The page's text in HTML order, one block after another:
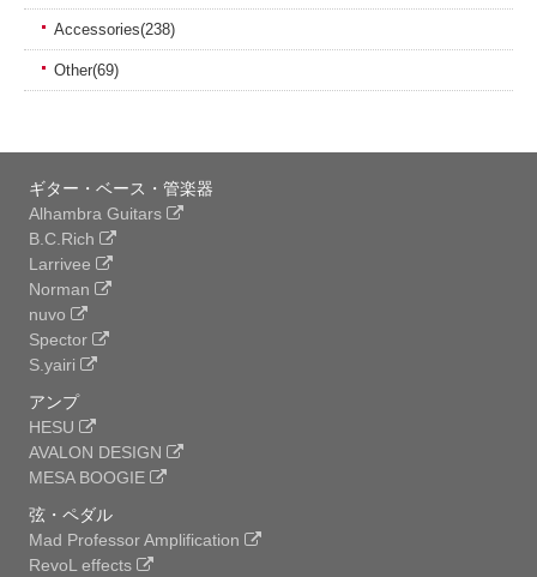
Accessories(238)
Other(69)
ギター・ベース・管楽器
Alhambra Guitars
B.C.Rich
Larrivee
Norman
nuvo
Spector
S.yairi
アンプ
HESU
AVALON DESIGN
MESA BOOGIE
弦・ペダル
Mad Professor Amplification
RevoL effects